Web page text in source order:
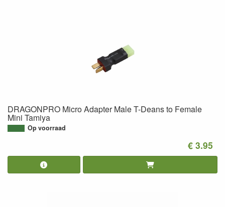
DRAGONPRO Micro Adapter Male T-Deans to Female
Mini Tamiya
Op voorraad
€ 3.95